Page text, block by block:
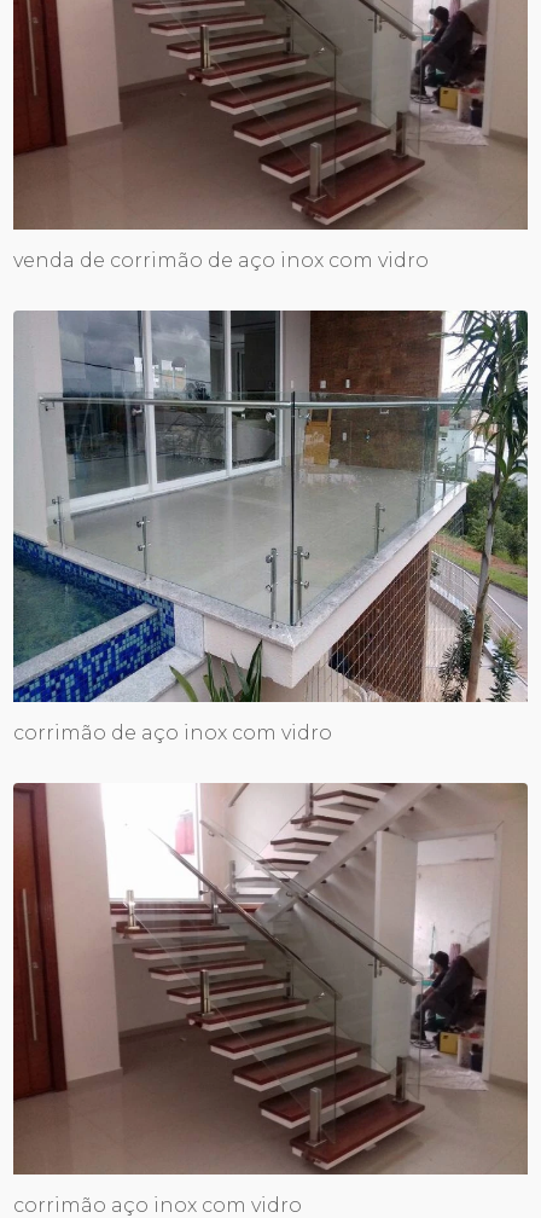
venda de corrimão de aço inox com vidro
corrimão de aço inox com vidro
corrimão aço inox com vidro